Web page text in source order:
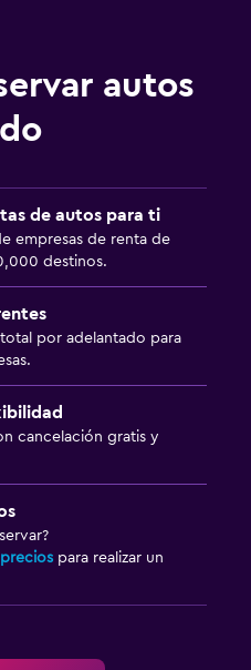
autos
de autos para ti
empresas de renta de
destinos.
por adelantado para
cancelación gratis y
para realizar un